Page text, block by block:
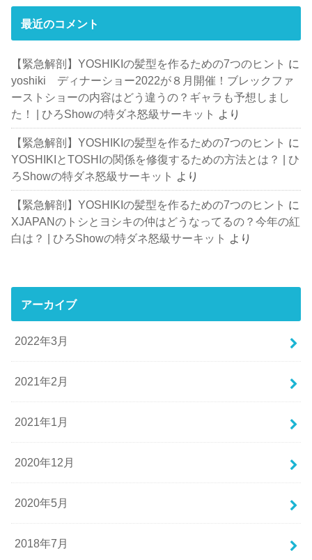
最近のコメント
【緊急解剖】YOSHIKIの髪型を作るための7つのヒント に
yoshiki ディナーショー2022が８月開催！ブレックファ
ーストショーの内容はどう違うの？ギャラも予想しまし
た！ | ひろShowの特ダネ怒級サーキット
より
【緊急解剖】YOSHIKIの髪型を作るための7つのヒント に
YOSHIKIとTOSHIの関係を修復するための方法とは？ | ひ
ろShowの特ダネ怒級サーキット より
【緊急解剖】YOSHIKIの髪型を作るための7つのヒント に
XJAPANのトシとヨシキの仲はどうなってるの？今年の紅
白は？ | ひろShowの特ダネ怒級サーキット より
アーカイブ
2022年3月
2021年2月
2021年1月
2020年12月
2020年5月
2018年7月